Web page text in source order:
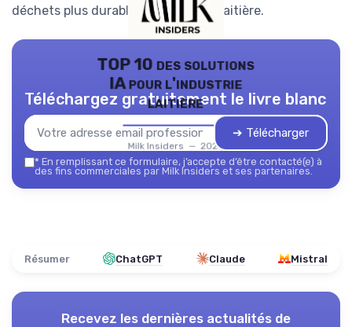
déchets plus durable dans la filière laitière.
TOP 10 des solutions
IA pour l'industrie
laitière
Milk Insiders — 2026
Téléchargez gratuitement le livre blanc
➔ Télécharger
* En remplissant ce formulaire, j’accepte d’être contacté(e) à
des fins commerciales par Milk Insiders et ses partenaires.
Résumer ChatGPT Claude Mistral
Recevez les dernières actualités de